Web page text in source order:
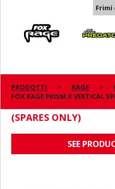
Predator
PRODOTTI RAGE
FOX RAGE PRISM X VERTICAL
(SPARES ONLY)
SEE